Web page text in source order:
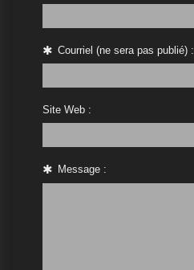
Courriel (ne sera pas publié) :
Site Web :
Message :